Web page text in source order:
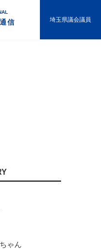
信 埼玉県議会議員
ゃん